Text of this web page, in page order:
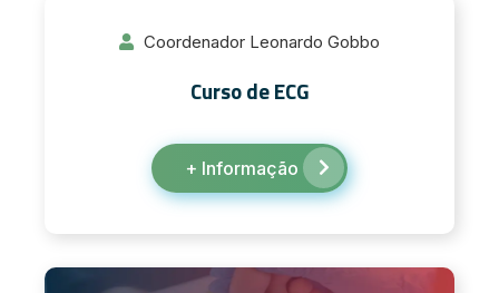
Coordenador Leonardo Gobbo
Curso de ECG
+ Informação